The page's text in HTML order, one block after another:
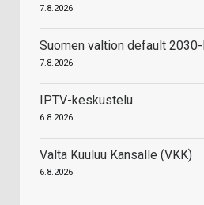
7.8.2026
Suomen valtion default
7.8.2026
IPTV-keskustelu
6.8.2026
Valta Kuuluu Kansalle (VKK)
6.8.2026